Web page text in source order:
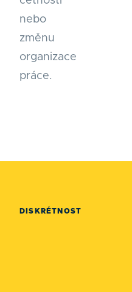
nebo
změnu
organizace
práce.
DISKRÉTNOST